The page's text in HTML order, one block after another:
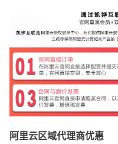
阿里云区域代理商优惠